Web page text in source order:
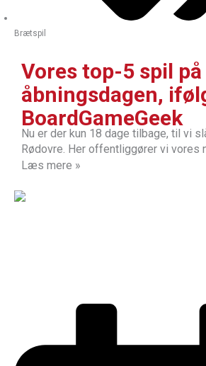
Brætspil
Vores top-5 spil på
åbningsdagen,
BoardGameGeek
Nu er der kun 18 dage tilbage, til vi
Rødovre. Her offentliggører vi vores
Læs mere »